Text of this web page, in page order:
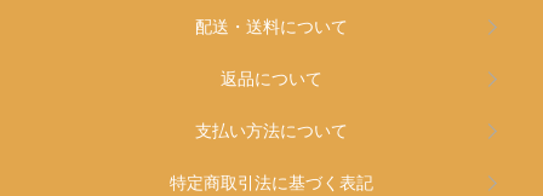
配送・送料について
返品について
支払い方法について
特定商取引法に基づく表記